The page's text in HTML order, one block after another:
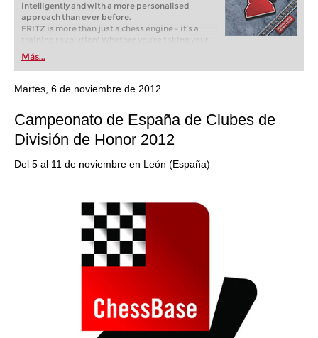
intelligently and with a more personalised
approach than ever before.
FRITZ is more than just a chess engine – it’s a
training revolution! Whether you’re taking your
first steps into the world of club chess, or already
playing at a tournament level: with FRITZ, you can
train more efficiently, intelligently and with a
more personalised approach than ever before.
Más...
Martes, 6 de noviembre de 2012
Campeonato de España de Clubes de
División de Honor 2012
Del 5 al 11 de noviembre en León (España)